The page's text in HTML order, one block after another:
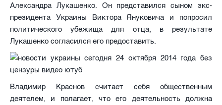
Александра Лукашенко. Он представился сыном экс-
президента Украины Виктора Януковича и попросил
политического убежища для отца, в результате
Лукашенко согласился его предоставить.
Владимир Краснов считает себя общественным
деятелем, и полагает, что его деятельность должна